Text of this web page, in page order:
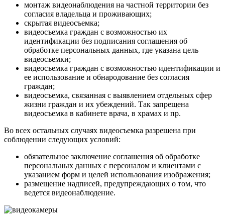
монтаж видеонаблюдения на частной территории без
согласия владельца и проживающих;
скрытая видеосъемка;
видеосъемка граждан с возможностью их
идентификации без подписания соглашения об
обработке персональных данных, где указана цель
видеосъемки;
видеосъемка граждан с возможностью идентификации и
ее использование и обнародование без согласия
граждан;
видеосъемка, связанная с выявлением отдельных сфер
жизни граждан и их убеждений. Так запрещена
видеосъемка в кабинете врача, в храмах и пр.
Во всех остальных случаях видеосъемка разрешена при
соблюдении следующих условий:
обязательное заключение соглашения об обработке
персональных данных с персоналом и клиентами с
указанием форм и целей использования изображения;
размещение надписей, предупреждающих о том, что
ведется видеонаблюдение.